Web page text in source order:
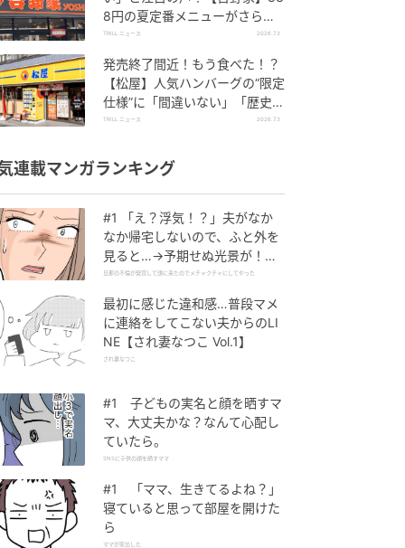
8円の夏定番メニューがさらに
パワーアップしていて旨すぎた
TRILL ニュース 2026.7.3
発売終了間近！もう食べた！？
【松屋】人気ハンバーグの“限定
仕様”に「間違いない」「歴史が
動く」と絶賛の声
TRILL ニュース 2026.7.3
連載マンガランキング
#1 「え？浮気！？」夫がなか
なか帰宅しないので、ふと外を
見ると…→予期せぬ光景が！｜
旦那の不倫が発覚して頭に来た
旦那の不倫が発覚して頭に来たのでメチャクチャにしてやった
最初に感じた違和感…普段マメ
に連絡をしてこない夫からのLI
NE【され妻なつこ Vol.1】
され妻なつこ
#1 子どもの実名と顔を晒すマ
マ、大丈夫かな？なんて心配し
ていたら。
SNSに子供の顔を晒すママ
#1 「ママ、生きてるよね？」
寝ていると思って部屋を開けた
ら
ママが家出した